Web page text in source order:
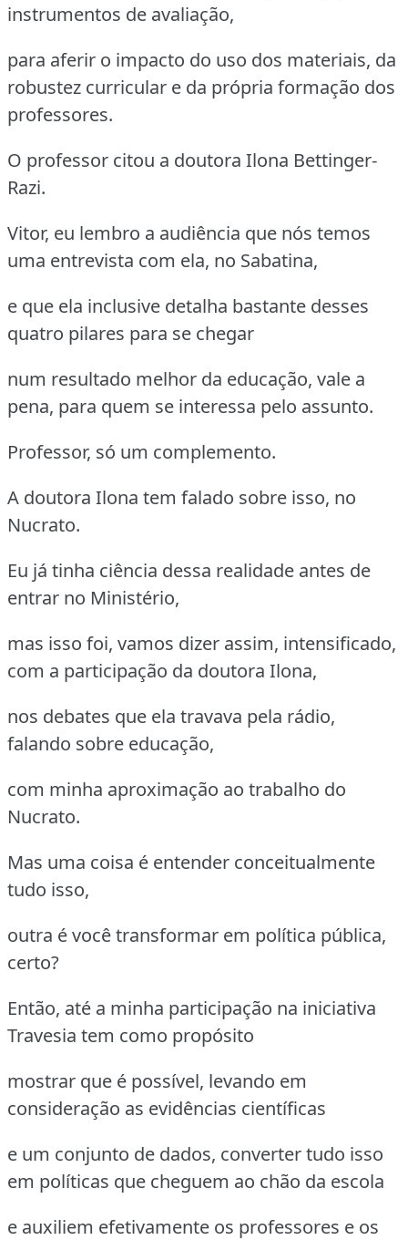
instrumentos de avaliação,
para aferir o impacto do uso dos materiais, da
robustez curricular e da própria formação dos
professores.
O professor citou a doutora Ilona Bettinger-
Razi.
Vitor, eu lembro a audiência que nós temos
uma entrevista com ela, no Sabatina,
e que ela inclusive detalha bastante desses
quatro pilares para se chegar
num resultado melhor da educação, vale a
pena, para quem se interessa pelo assunto.
Professor, só um complemento.
A doutora Ilona tem falado sobre isso, no
Nucrato.
Eu já tinha ciência dessa realidade antes de
entrar no Ministério,
mas isso foi, vamos dizer assim, intensificado,
com a participação da doutora Ilona,
nos debates que ela travava pela rádio,
falando sobre educação,
com minha aproximação ao trabalho do
Nucrato.
Mas uma coisa é entender conceitualmente
tudo isso,
outra é você transformar em política pública,
certo?
Então, até a minha participação na iniciativa
Travesia tem como propósito
mostrar que é possível, levando em
consideração as evidências científicas
e um conjunto de dados, converter tudo isso
em políticas que cheguem ao chão da escola
e auxiliem efetivamente os professores e os